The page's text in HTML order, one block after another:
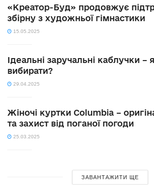
«Креатор-Буд» продовжує
збірну з художньої гімнастики
15.05.2025
Ідеальні заручальні каблучки –
вибирати?
29.04.2025
Жіночі куртки Columbia –
та захист від поганої погоди
25.03.2025
ЗАВАНТАЖИТИ ЩЕ